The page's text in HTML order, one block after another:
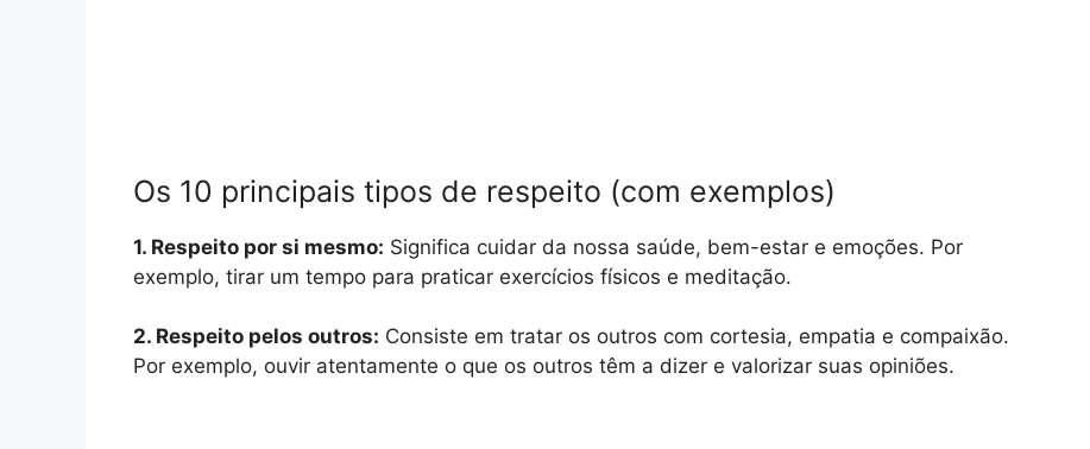
Os 10 principais tipos de respeito (com exemplos)
1. Respeito por si mesmo: Significa cuidar da nossa saúde, bem-estar e emoções. Por
exemplo, tirar um tempo para praticar exercícios físicos e meditação.
2. Respeito pelos outros: Consiste em tratar os outros com cortesia, empatia e compaixão.
Por exemplo, ouvir atentamente o que os outros têm a dizer e valorizar suas opiniões.